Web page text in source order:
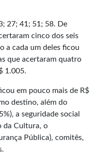
27; 41; 51; 58. De
cinco dos seis
a cada um deles ficou
que acertaram quatro
1.005.
em pouco mais de R$
destino, além do
a seguridade social
da Cultura, o
Pública), comitês,